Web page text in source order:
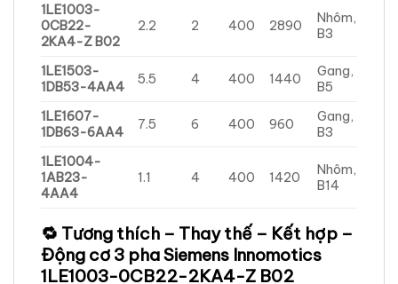
1LE1003-
0CB22-
2KA4-Z B02
2.2 2 400 2890
Nhôm,
B3
1LE1503-
1DB53-4AA4
5.5 4 400 1440
Gang,
B5
1LE1607-
1DB63-6AA4
7.5 6 400 960
Gang,
B3
1LE1004-
1AB23-
4AA4
1.1 4 400 1420
Nhôm,
B14
🔁 Tương thích – Thay thế – Kết hợp –
Động cơ 3 pha Siemens Innomotics
1LE1003-0CB22-2KA4-Z B02